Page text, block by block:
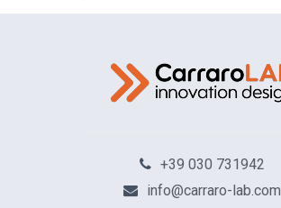
+39 030 731942
info@carraro-lab.com